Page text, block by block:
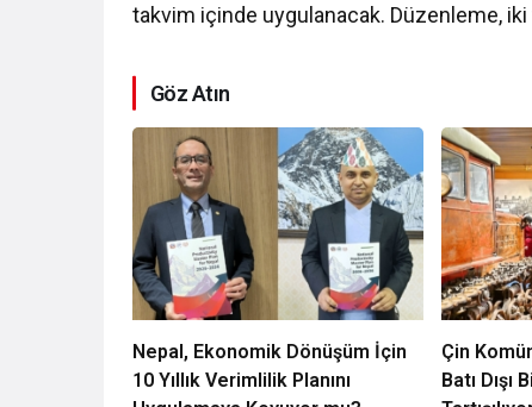
takvim içinde uygulanacak. Düzenleme,
Göz Atın
Nepal, Ekonomik Dönüşüm İçin
10 Yıllık Verimlilik Planını
Çin
Batı Dışı